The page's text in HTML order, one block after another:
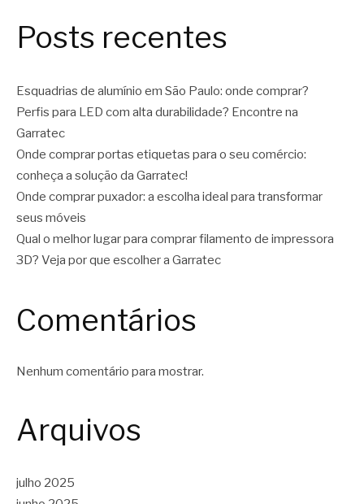
Posts recentes
Esquadrias de alumínio em São Paulo: onde comprar?
Perfis para LED com alta durabilidade? Encontre na
Garratec
Onde comprar portas etiquetas para o seu comércio:
conheça a solução da Garratec!
Onde comprar puxador: a escolha ideal para transformar
seus móveis
Qual o melhor lugar para comprar filamento de impressora
3D? Veja por que escolher a Garratec
Comentários
Nenhum comentário para mostrar.
Arquivos
julho 2025